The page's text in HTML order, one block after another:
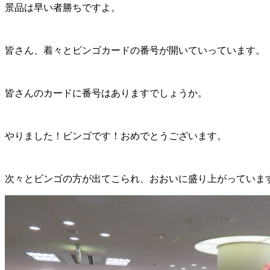
景品は早い者勝ちですよ。
皆さん、着々とビンゴカードの番号が開いていっています。
皆さんのカードに番号はありますでしょうか。
やりました！ビンゴです！おめでとうございます。
次々とビンゴの方が出てこられ、おおいに盛り上がっていま